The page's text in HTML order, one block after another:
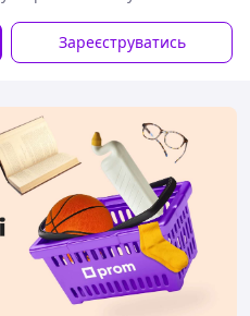
Зареєструватись